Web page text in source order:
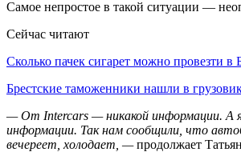
Самое непростое в такой ситуации —
Сейчас читают
Сколько пачек сигарет можно провезти в
Брестские таможенники нашли в
— От Intercars — никакой информации. А я
информации. Так нам сообщили, что
вечереет, холодает, —продолжает